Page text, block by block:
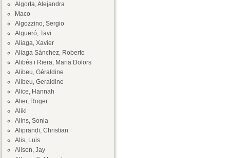
Algorta, Alejandra
Maco
Algozzino, Sergio
Algueró, Tavi
Aliaga, Xavier
Aliaga Sánchez, Roberto
Alibés i Riera, Maria Dolors
Alibeu, Géraldine
Alibeu, Geraldine
Alice, Hannah
Alier, Roger
Aliki
Alins, Sonia
Aliprandi, Christian
Alis, Luis
Alison, Jay